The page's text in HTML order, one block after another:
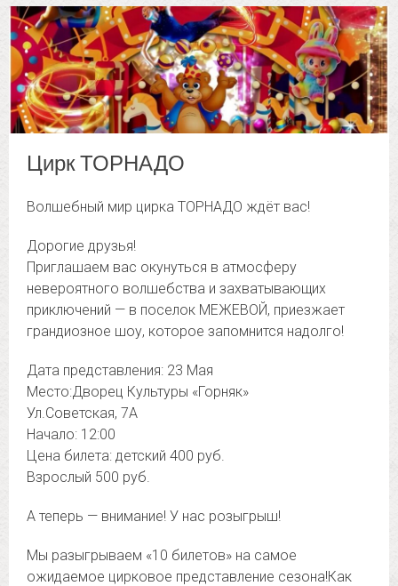
Цирк ТОРНАДО
Волшебный мир цирка ТОРНАДО ждёт вас!
Дорогие друзья!
Приглашаем вас окунуться в атмосферу
невероятного волшебства и захватывающих
приключений — в поселок МЕЖЕВОЙ, приезжает
грандиозное шоу, которое запомнится надолго!
Дата представления: 23 Мая
Место:Дворец Культуры «Горняк»
Ул.Советская, 7А
Начало: 12:00
Цена билета: детский 400 руб.
Взрослый 500 руб.
А теперь — внимание! У нас розыгрыш!
Мы разыгрываем «10 билетов» на самое
ожидаемое цирковое представление сезона!Как